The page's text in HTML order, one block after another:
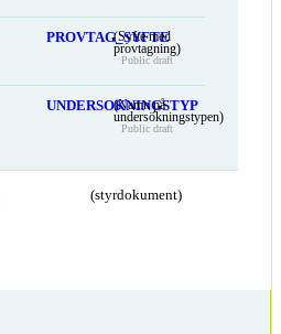
PROVTAG_SYFTE
(Syfte med
provtagning)
Public draft
UNDERSOKNINGSTYP
(Namn på
undersökningstypen)
Public draft
(styrdokument)